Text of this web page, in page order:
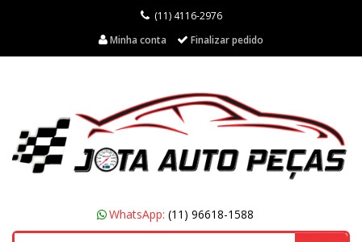
(11) 4116-2976
Minha conta
Finalizar pedido
WhatsApp: (11) 96618-1588